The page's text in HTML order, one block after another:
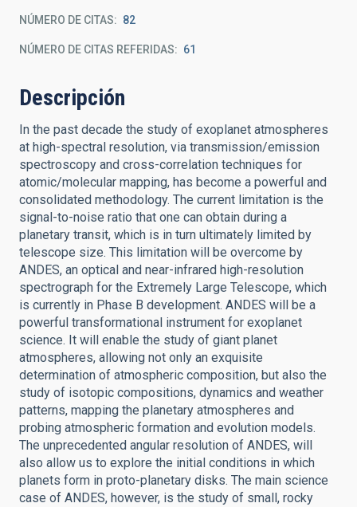
NÚMERO DE CITAS 82
NÚMERO DE CITAS REFERIDAS 61
Descripción
In the past decade the study of exoplanet atmospheres
at high-spectral resolution, via transmission/emission
spectroscopy and cross-correlation techniques for
atomic/molecular mapping, has become a powerful and
consolidated methodology. The current limitation is the
signal-to-noise ratio that one can obtain during a
planetary transit, which is in turn ultimately limited by
telescope size. This limitation will be overcome by
ANDES, an optical and near-infrared high-resolution
spectrograph for the Extremely Large Telescope, which
is currently in Phase B development. ANDES will be a
powerful transformational instrument for exoplanet
science. It will enable the study of giant planet
atmospheres, allowing not only an exquisite
determination of atmospheric composition, but also the
study of isotopic compositions, dynamics and weather
patterns, mapping the planetary atmospheres and
probing atmospheric formation and evolution models.
The unprecedented angular resolution of ANDES, will
also allow us to explore the initial conditions in which
planets form in proto-planetary disks. The main science
case of ANDES, however, is the study of small, rocky